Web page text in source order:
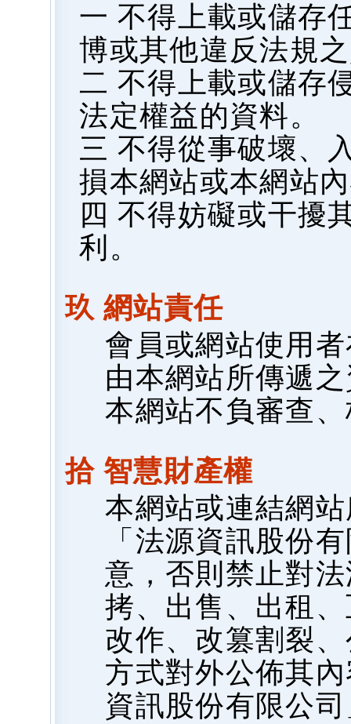
一 不得上載或儲存
博或其他違反法規
二 不得上載或儲存
法定權益的資料。
三 不得從事破壞、
損本網站或本網站
四 不得妨礙或干擾
利。
玖 網站責任
會員或網站使用
由本網站所傳遞
本網站不負審查
拾 智慧財產權
本網站或連結網
「法源資訊股份
意，否則禁止對
拷、出售、出租
改作、改篡割裂
方式對外公佈其
資訊股份有限公